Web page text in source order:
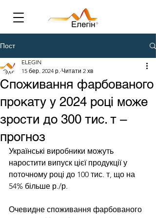
Пост
Споживання фарбованого
прокату у 2024 році може
зрости до 300 тис. т –
прогноз
ELEGIN
15 бер. 2024 р. Читати 2 хв
Українські виробники можуть
наростити випуск цієї продукції у
поточному році до 100 тис. т, що на
54% більше р./р.
Очевидне споживання фарбованого